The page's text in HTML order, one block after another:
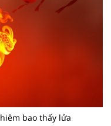
bao thấy lửa